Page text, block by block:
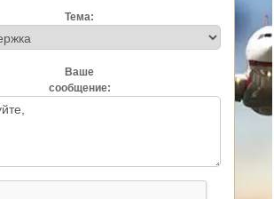
Тема:
Ваше
сообщение: